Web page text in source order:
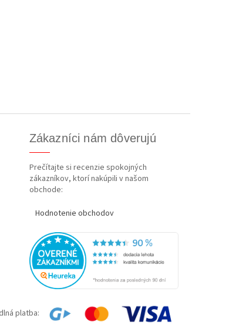
Zákazníci nám dôverujú
Prečítajte si recenzie spokojných
zákazníkov, ktorí nakúpili v našom
obchode:
Hodnotenie obchodov
platba: